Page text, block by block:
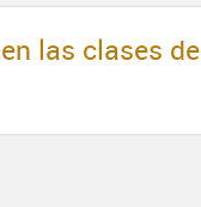
las clases de